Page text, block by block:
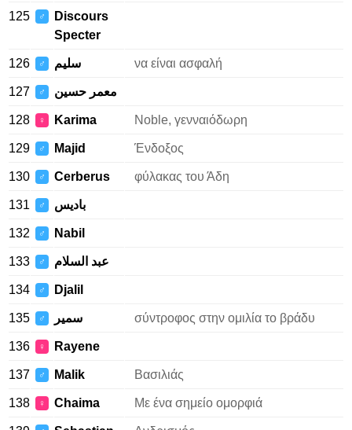
125 ♂
Discours
Specter
126 ♂ سليم να είναι ασφαλή
127 ♂ معمر حسين
128 ♀ Karima Noble, γενναιόδωρη
129 ♂ Majid Ένδοξος
130 ♂ Cerberus φύλακας του Άδη
131 ♂ باديس
132 ♂ Nabil
133 ♂ عبد السلام
134 ♂ Djalil
135 ♂ سمير σύντροφος στην ομιλία το βράδυ
136 ♀ Rayene
137 ♂ Malik Βασιλιάς
138 ♀ Chaima Με ένα σημείο ομορφιά